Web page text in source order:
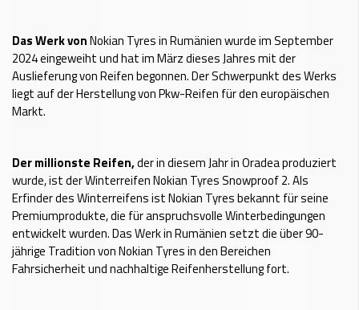
Das Werk vonNokian Tyres in Rumänien wurde im September
2024 eingeweiht und hat im März dieses Jahres mit der
Auslieferung von Reifen begonnen. Der Schwerpunkt des Werks
liegt auf der Herstellung von Pkw-Reifen für den europäischen
Markt.
Der millionste Reifen,der in diesem Jahr in Oradea produziert
wurde, ist der Winterreifen Nokian Tyres Snowproof 2. Als
Erfinder des Winterreifens ist Nokian Tyres bekannt für seine
Premiumprodukte, die für anspruchsvolle Winterbedingungen
entwickelt wurden. Das Werk in Rumänien setzt die über 90-
jährige Tradition von Nokian Tyres in den Bereichen
Fahrsicherheit und nachhaltige Reifenherstellung fort.